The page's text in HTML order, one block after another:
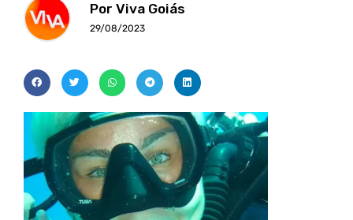
Por Viva Goiás
29/08/2023